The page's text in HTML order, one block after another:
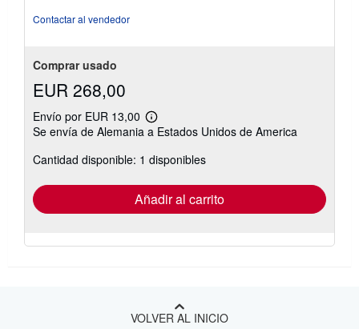
Contactar al vendedor
Comprar usado
EUR 268,00
Envío por EUR 13,00
Más
información
las
tarifas
envío
Se envía de Alemania a Estados Unidos de America
Cantidad disponible: 1 disponibles
Añadir al carrito
VOLVER AL INICIO